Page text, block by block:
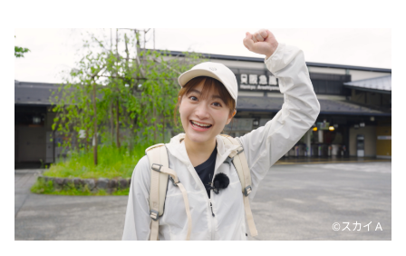
ＬＩＦＥ～夢のカタチ～
新婚さんいらっしゃい！
ポツンと一軒家
ザキ山小屋本館
ぺこぱのまるスポ
アナ回覧板
©スカイＡ